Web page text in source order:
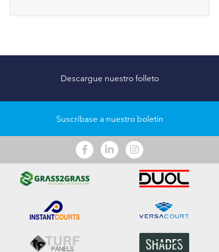
Descargue nuestro folleto
Suscríbase a nuestro boletín